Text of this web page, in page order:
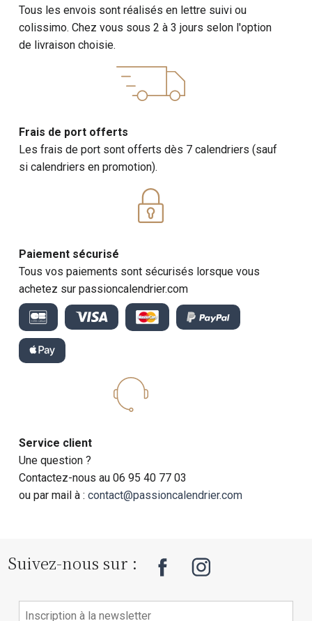
Tous les envois sont réalisés en lettre suivi ou
colissimo. Chez vous sous 2 à 3 jours selon l'option
de livraison choisie.
Frais de port offerts
Les frais de port sont offerts dès 7 calendriers (sauf
si calendriers en promotion).
Paiement sécurisé
Tous vos paiements sont sécurisés lorsque vous
achetez sur passioncalendrier.com
Service client
Une question ?
Contactez-nous au 06 95 40 77 03
ou par mail à :contact@passioncalendrier.com
Suivez-nous sur :